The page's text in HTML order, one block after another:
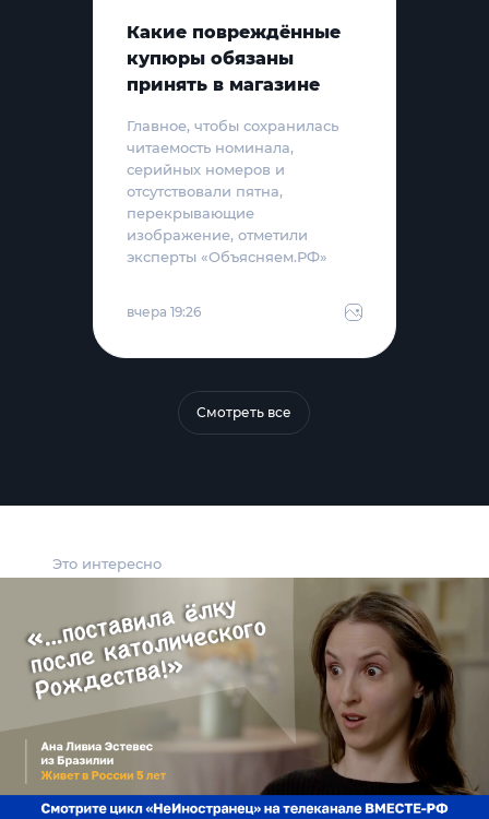
Это интересно
Какие повреждённые
купюры обязаны
принять в магазине
Главное, чтобы сохранилась
читаемость номинала,
серийных номеров и
отсутствовали пятна,
перекрывающие
изображение, отметили
эксперты «Объясняем.РФ»
вчера 19:26
Смотреть все